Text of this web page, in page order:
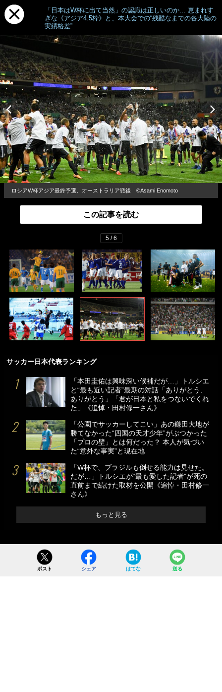
「日本はW杯に出て当然」の認識は正しいのか… 恵まれす
ぎな《アジア4.5枠》と、本大会での“残酷なまでの各大陸の
実績格差”
ロシアW杯アジア最終予選、オーストラリア戦後 ©Asami Enomoto
この記事を読む
5 / 6
サッカー日本代表ランキング
「本田圭佑は興味深い候補だが…」トルシエ
と“最も近い記者”最期の対話「ありがとう、
ありがとう」「君が日本と私をつないでくれ
た」《追悼・田村修一さん》
「公園でサッカーしてこい」あの鎌田大地が
勝てなかった“四国の天才少年”がぶつかった
「プロの壁」とは何だった？ 本人が気づい
た“意外な事実”と現在地
「W杯で、ブラジルも倒せる能力は見せた。
だが…」トルシエが“最も愛した記者”が死の
直前まで続けた取材を公開《追悼・田村修一
さん》
もっと見る
ポスト シェア はてな 送る